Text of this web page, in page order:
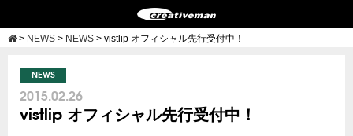
> NEWS > NEWS > vistlip オフィシャル先行受付中！
NEWS
2015.02.26
vistlip オフィシャル先行受付中！